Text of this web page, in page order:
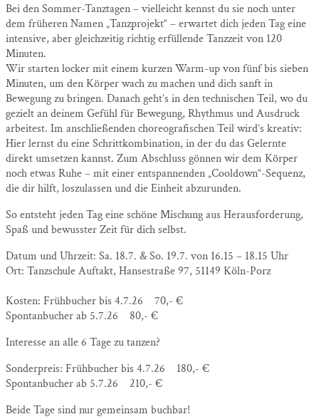
Bei den Sommer-Tanztagen – vielleicht kennst du sie noch unter
dem früheren Namen „Tanzprojekt“ – erwartet dich jeden Tag eine
intensive, aber gleichzeitig richtig erfüllende Tanzzeit von 120
Minuten.
Wir starten locker mit einem kurzen Warm-up von fünf bis sieben
Minuten, um den Körper wach zu machen und dich sanft in
Bewegung zu bringen. Danach geht’s in den technischen Teil, wo du
gezielt an deinem Gefühl für Bewegung, Rhythmus und Ausdruck
arbeitest. Im anschließenden choreografischen Teil wird’s kreativ:
Hier lernst du eine Schrittkombination, in der du das Gelernte
direkt umsetzen kannst. Zum Abschluss gönnen wir dem Körper
noch etwas Ruhe – mit einer entspannenden „Cooldown“-Sequenz,
die dir hilft, loszulassen und die Einheit abzurunden.
So entsteht jeden Tag eine schöne Mischung aus Herausforderung,
Spaß und bewusster Zeit für dich selbst.
Datum und Uhrzeit: Sa. 18.7. & So. 19.7. von 16.15 – 18.15 Uhr
Ort: Tanzschule Auftakt, Hansestraße 97, 51149 Köln-Porz
Kosten: Frühbucher bis 4.7.26 70,- €
Spontanbucher ab 5.7.26 80,- €
Interesse an alle 6 Tage zu tanzen?
Sonderpreis: Frühbucher bis 4.7.26 180,- €
Spontanbucher ab 5.7.26 210,- €
Beide Tage sind nur gemeinsam buchbar!